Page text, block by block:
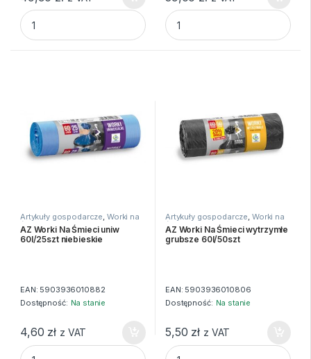
AJAX PŁYN UNIWERSALNY 5L KONWALIA (ZIELONY)
Akumulator EXTREME AAA/
Artykuły gospodarcze, Worki na
śmieci
AZ Worki Na Śmieci uniw
60l/25szt niebieskie
EAN: 5903936010882
Dostępność: Na stanie
4,60 zł z VAT
AZ Worki Na Śmieci uniw 60l/25szt niebieskie quantity
Artykuły gospodarcze, Worki na
śmieci
AZ Worki Na Śmieci wytrzymłe
grubsze 60l/50szt
EAN: 5903936010806
Dostępność: Na stanie
5,50 zł z VAT
AZ Worki Na Śmieci